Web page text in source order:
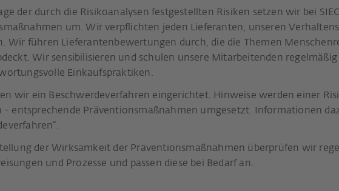
der durch die Risikoanalysen festgestellten Risiken setzen wir bei
um. Wir verpflichten jeden Lieferanten, unseren
Wir führen Lieferantenbewertungen durch, die die Themen
Wir sensibilisieren und schulen unsere Mitarbeitenden
Einkaufspraktiken.
wir ein Beschwerdeverfahren eingerichtet. Hinweise werden einer
- entsprechende Präventionsmaßnahmen umgesetzt. Informationen
der Wirksamkeit der Präventionsmaßnahmen überprüfen wir
und Prozesse und passen diese bei Bedarf an.